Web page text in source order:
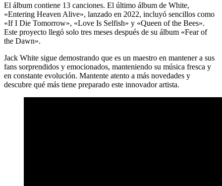
El álbum contiene 13 canciones. El último álbum de White,
«Entering Heaven Alive», lanzado en 2022, incluyó sencillos como
«If I Die Tomorrow», «Love Is Selfish» y «Queen of the Bees».
Este proyecto llegó solo tres meses después de su álbum «Fear of
the Dawn».
Jack White sigue demostrando que es un maestro en mantener a sus
fans sorprendidos y emocionados, manteniendo su música fresca y
en constante evolución. Mantente atento a más novedades y
descubre qué más tiene preparado este innovador artista.